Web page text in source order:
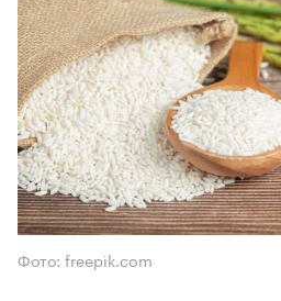
Фото: freepik.com